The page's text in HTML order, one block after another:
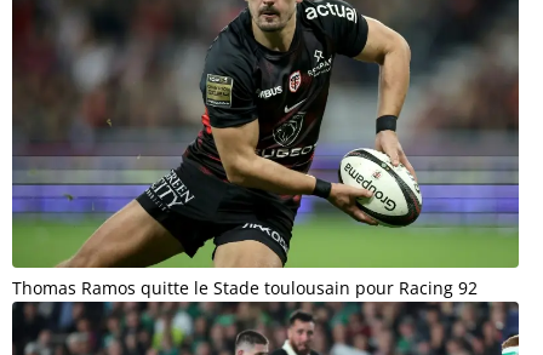
Thomas Ramos quitte le Stade toulousain pour Racing 92